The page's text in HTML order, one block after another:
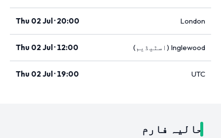
London
Thu 02 Jul · 20:00
Inglewood (اسٹیڈیم) Thu 02 Jul · 12:00
UTC
Thu 02 Jul · 19:00
حالیہ فارم